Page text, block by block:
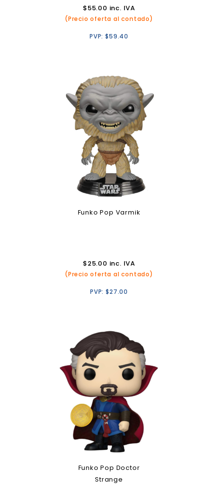
$55.00 inc. IVA
(Precio oferta al contado)
PVP:$59.40
Funko Pop Varmik
$25.00 inc. IVA
(Precio oferta al contado)
PVP:$27.00
Funko Pop Doctor
Strange